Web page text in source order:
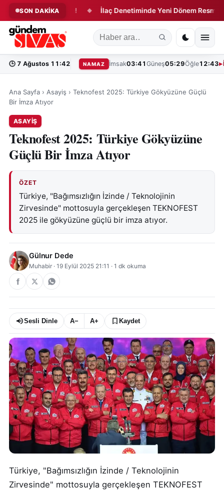
SON DAKİKA
Başladı! ◆ İlaç Denetiminde Yeni Dönem Resmen
🕒 7 Ağustos 11:42 NAMAZ İmsak03:41 Güneş05:29Öğle12:43
Ana Sayfa › Asayiş › Teknofest 2025: Türkiye Gökyüzüne Güçlü
Bir İmza Atıyor
ASAYIŞ
Teknofest 2025: Türkiye Gökyüzüne
Güçlü Bir İmza Atıyor
ÖZET
Türkiye, "Bağımsızlığın İzinde / Teknolojinin
Zirvesinde" mottosuyla gerçekleşen TEKNOFEST
2025 ile gökyüzüne güçlü bir imza atıyor.
Gülnur Dede
Muhabir · 19 Eylül 2025 21:11 · 1 dk okuma
Sesli Dinle A− A+ Kaydet
Türkiye, "Bağımsızlığın İzinde / Teknolojinin
Zirvesinde" mottosuyla gerçekleşen TEKNOFEST